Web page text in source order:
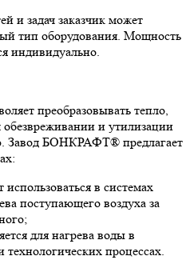
и задач заказчик может
тип оборудования. Мощность
индивидуально.
преобразовывать тепло,
и утилизации
Завод БОНКРАФТ® предлагает
в системах
поступающего воздуха за
для нагрева воды в
технологических процессах.